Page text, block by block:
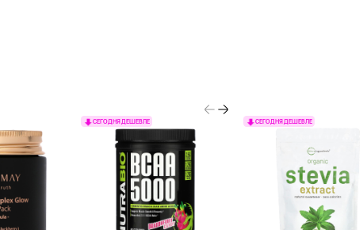
СЕГОДНЯ ДЕШЕВЛЕ СЕГОДНЯ ДЕШЕВЛЕ